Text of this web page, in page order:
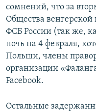
сомнений, что за
Общества венгерской
ФСБ России (так же,
ночь на 4 февраля,
Польши, члены
организации
Facebook.
Остальные